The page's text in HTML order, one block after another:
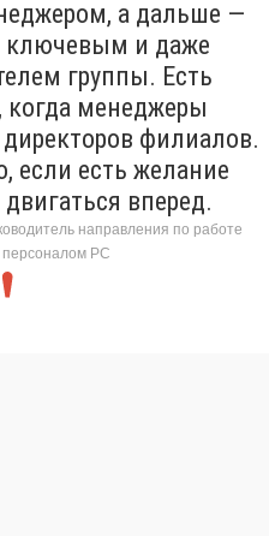
а дальше —
ключевым и даже
группы. Есть
менеджеры
филиалов.
если есть желание
вперед.
направления по работе
персоналом РС